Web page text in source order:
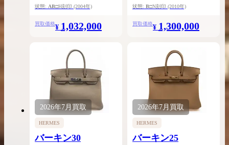
ルバー金具
状態: AB□H刻印 (2004年)
買取価格¥ 1,032,000
/ シルバー金具
状態: B□N刻印 (2010年)
買取価格¥ 1,300,000
2026年7月 買取
HERMES
バーキン30
2026年7月 買取
HERMES
バーキン25